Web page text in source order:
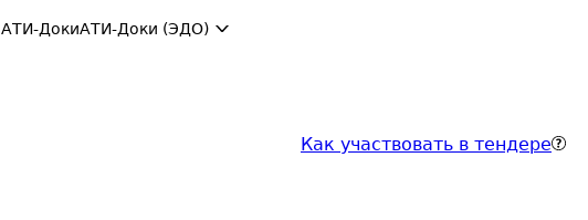
АТИ-ДокиАТИ-Доки (ЭДО)
Как участвовать в тендере